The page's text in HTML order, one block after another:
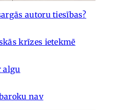
autoru tiesības?
krīzes ietekmē
algu
nav